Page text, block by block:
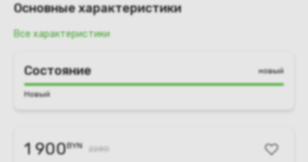
Основные характеристики
Все характеристики
Состояние новый
Новый
1 900BYN 2280